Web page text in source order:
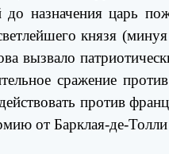
назначения царь
князя
вызвало
сражение
против
от Барклая-де-